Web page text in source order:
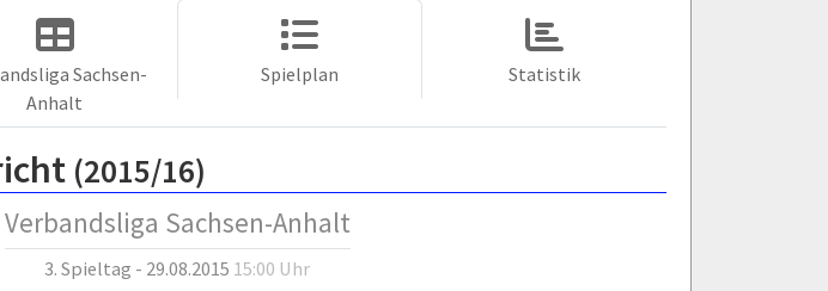
Sachsen-
Anhalt
Spielplan Statistik
(2015/16)
Verbandsliga Sachsen-Anhalt
3. Spieltag - 29.08.2015 15:00 Uhr